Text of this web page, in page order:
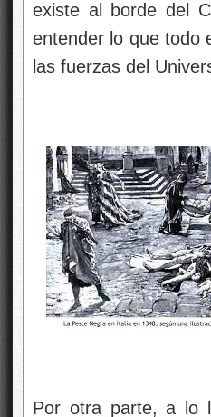
existe al borde del
entender lo que todo
las fuerzas del
Por otra parte, a lo